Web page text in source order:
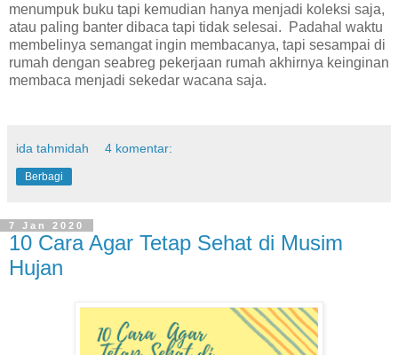
menumpuk buku tapi kemudian hanya menjadi koleksi saja,
atau paling banter dibaca tapi tidak selesai. Padahal waktu
membelinya semangat ingin membacanya, tapi sesampai di
rumah dengan seabreg pekerjaan rumah akhirnya keinginan
membaca menjadi sekedar wacana saja.
ida tahmidah 4 komentar:
Berbagi
7 Jan 2020
10 Cara Agar Tetap Sehat di Musim
Hujan